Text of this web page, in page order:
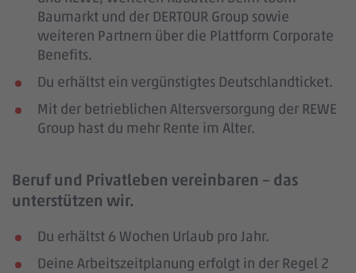
Baumarkt und der DERTOUR Group sowie
weiteren Partnern über die Plattform Corporate
Benefits.
Du erhältst ein vergünstigtes Deutschlandticket.
Mit der betrieblichen Altersversorgung der REWE
Group hast du mehr Rente im Alter.
Beruf und Privatleben vereinbaren – das
unterstützen wir.
Du erhältst 6 Wochen Urlaub pro Jahr.
Deine Arbeitszeitplanung erfolgt in der Regel 2